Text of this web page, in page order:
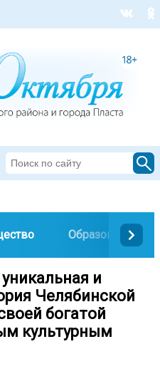
Образование
и
Челябинской
богатой
культурным